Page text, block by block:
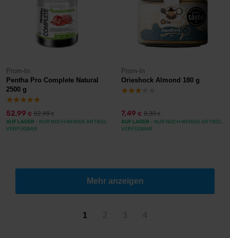
Prom-In
Pentha Pro Complete Natural
2500 g
52,99 € 62,49€
AUF LAGER - NUR NOCH WENIGE ARTIKEL
VERFÜGBAR
Prom-In
Orieshock Almond 180 g
7,49 € 8,30€
AUF LAGER - NUR NOCH WENIGE ARTIKEL
VERFÜGBAR
Mehr anzeigen
1 2 3 4